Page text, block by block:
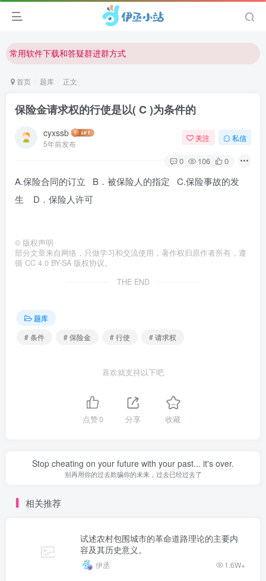
欢迎反馈网站中存在的问题和建议！
常用软件下载和答疑群进群方式
欢迎访问伊丞小站！
首页 题库 正文
保险金请求权的行使是以( C )为条件的
cyxssb
5年前发布
关注 私信
0 106 0
A.保险合同的订立 B．被保险人的指定 C.保险事故的发
生 D．保险人许可
© 版权声明
部分文章来自网络，只做学习和交流使用，著作权归原作者所有，遵
循 CC 4.0 BY-SA 版权协议。
THE END
题库
# 条件
# 保险金 # 行使 # 请求权
喜欢就支持以下吧
点赞0 分享 收藏
Stop cheating on your future with your past... it's over.
别再用你的过去欺骗你的未来，过去已经过去了
相关推荐
试述农村包围城市的革命道路理论的主要内
容及其历史意义。
伊丞 1.6W+